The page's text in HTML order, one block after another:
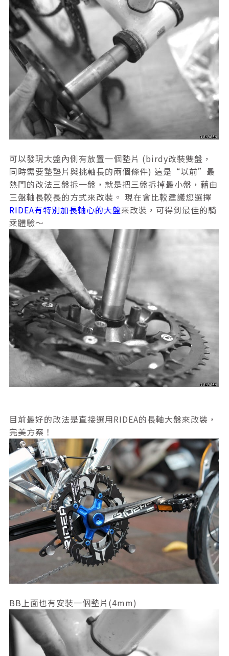
可以發現大盤內側有放置一個墊片 (birdy改裝雙盤，
同時需要墊墊片與挑軸長的兩個條件) 這是“以前”最
熱門的改法三盤拆一盤，就是把三盤拆掉最小盤，藉由
三盤軸長較長的方式來改裝。 現在會比較建議您選擇
RIDEA有特別加長軸心的大盤來改裝，可得到最佳的騎
乘體驗～
目前最好的改法是直接選用RIDEA的長軸大盤來改裝，
完美方案！
BB上面也有安裝一個墊片(4mm)